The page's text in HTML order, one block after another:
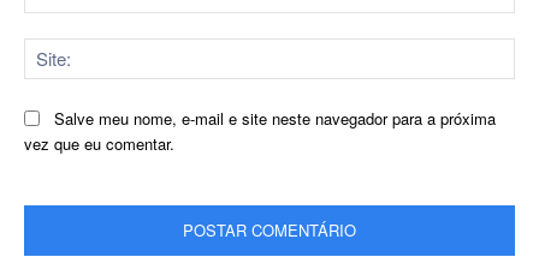
Salve meu nome, e-mail e site neste navegador para a próxima
vez que eu comentar.